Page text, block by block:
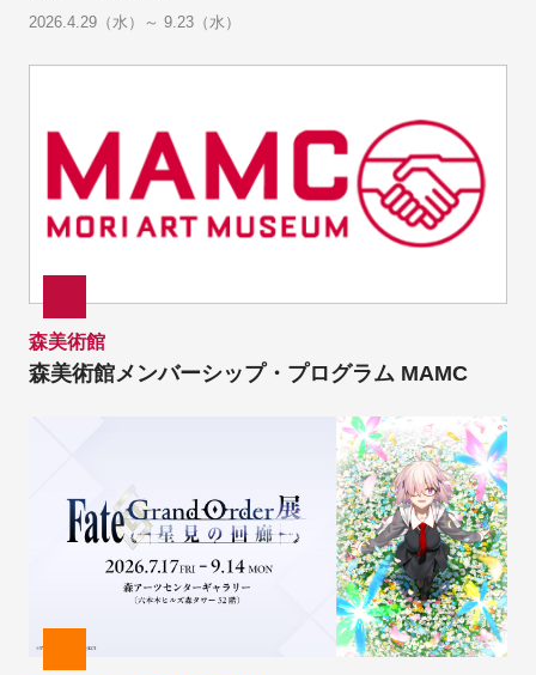
2026.4.29（水）～ 9.23（水）
森美術館
森美術館メンバーシップ・プログラム MAMC